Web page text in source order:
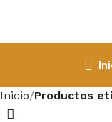
Inicio Productos